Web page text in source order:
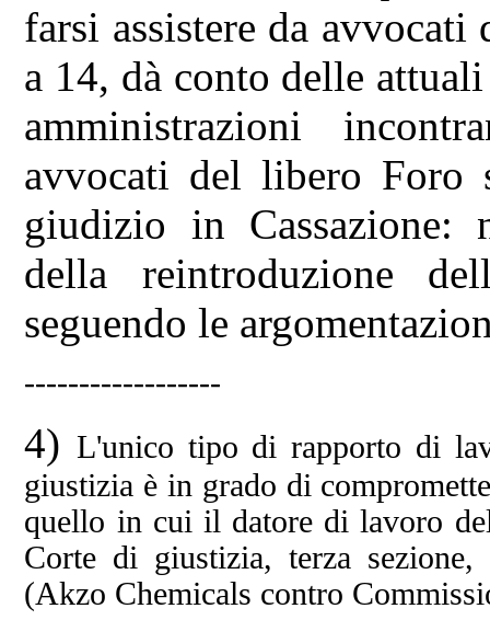
farsi assistere da
a 14, dà conto delle
amministrazioni
avvocati del libero
giudizio in Cassazione:
della reintroduzione
seguendo le
------------------
4)L'unico tipo di rapporto di
giustizia è in grado di
quello in cui il datore di lavoro
Corte di giustizia, terza
(Akzo Chemicals contro